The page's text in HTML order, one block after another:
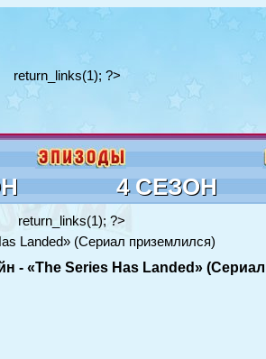
return_links(1); ?>
4 СЕЗОН
return_links(1); ?>
Landed» (Сериал приземлился)
- «The Series Has Landed»